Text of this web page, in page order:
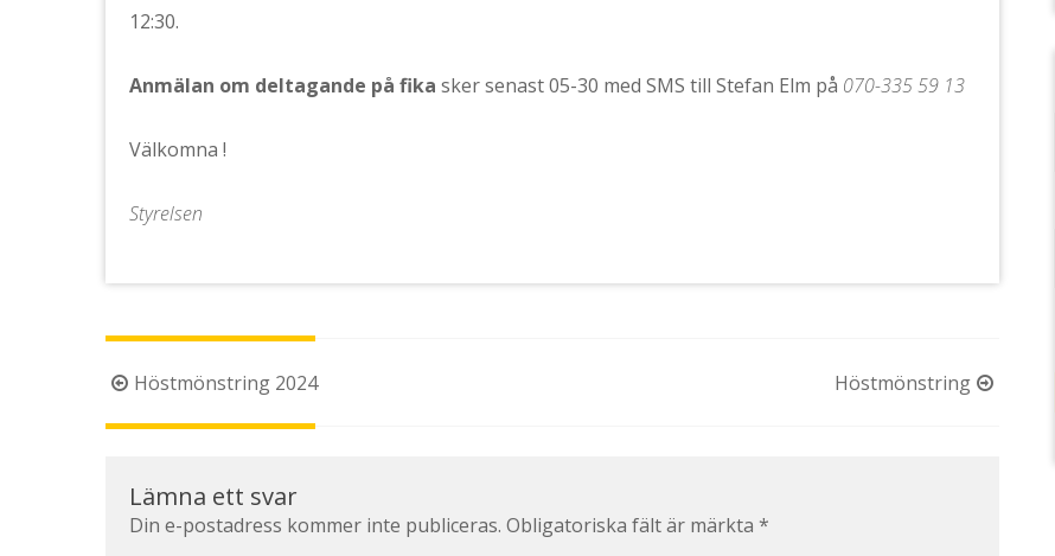
12:30.
Anmälan om deltagande på fika sker senast 05-30 med SMS till Stefan Elm på 070-335 59 13
Välkomna !
Styrelsen
Inläggsnavigering
Höstmönstring 2024 Höstmönstring
Lämna ett svar
Din e-postadress kommer inte publiceras. Obligatoriska fält är märkta *